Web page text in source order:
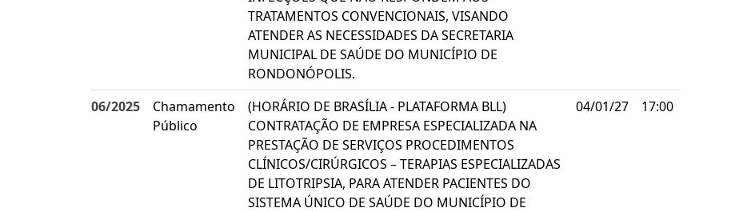
TRATAMENTOS CONVENCIONAIS, VISANDO
ATENDER AS NECESSIDADES DA SECRETARIA
MUNICIPAL DE SAÚDE DO MUNICÍPIO DE
RONDONÓPOLIS.
06/2025
Chamamento
Público
(HORÁRIO DE BRASÍLIA - PLATAFORMA BLL)
CONTRATAÇÃO DE EMPRESA ESPECIALIZADA NA
PRESTAÇÃO DE SERVIÇOS PROCEDIMENTOS
CLÍNICOS/CIRÚRGICOS – TERAPIAS ESPECIALIZADAS
DE LITOTRIPSIA, PARA ATENDER PACIENTES DO
SISTEMA ÚNICO DE SAÚDE DO MUNICÍPIO DE
04/01/27 17:00